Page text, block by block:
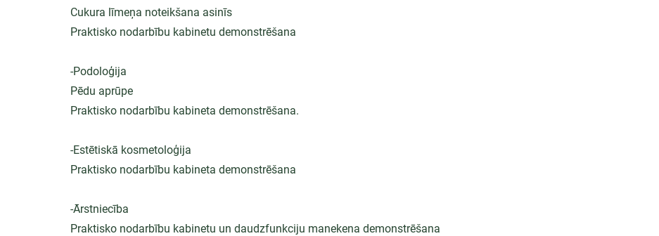
Cukura līmeņa noteikšana asinīs
Praktisko nodarbību kabinetu demonstrēšana
-Podoloģija
Pēdu aprūpe
Praktisko nodarbību kabineta demonstrēšana.
-Estētiskā kosmetoloģija
Praktisko nodarbību kabineta demonstrēšana
-Ārstniecība
Praktisko nodarbību kabinetu un daudzfunkciju manekena demonstrēšana